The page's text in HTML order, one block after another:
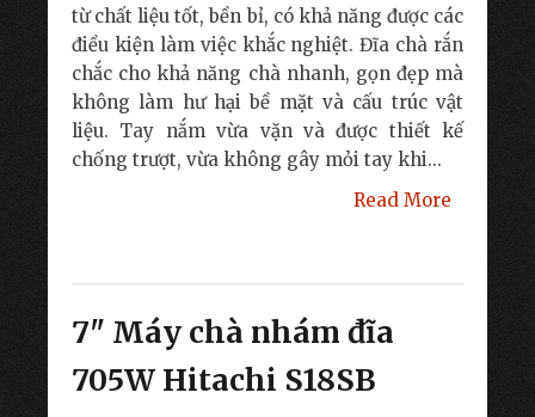
từ chất liệu tốt, bền bỉ, có khả năng được các
điều kiện làm việc khắc nghiệt. Đĩa chà rắn
chắc cho khả năng chà nhanh, gọn đẹp mà
không làm hư hại bề mặt và cấu trúc vật
liệu. Tay nắm vừa vặn và được thiết kế
chống trượt, vừa không gây mỏi tay khi...
Read More
7" Máy chà nhám đĩa
705W Hitachi S18SB